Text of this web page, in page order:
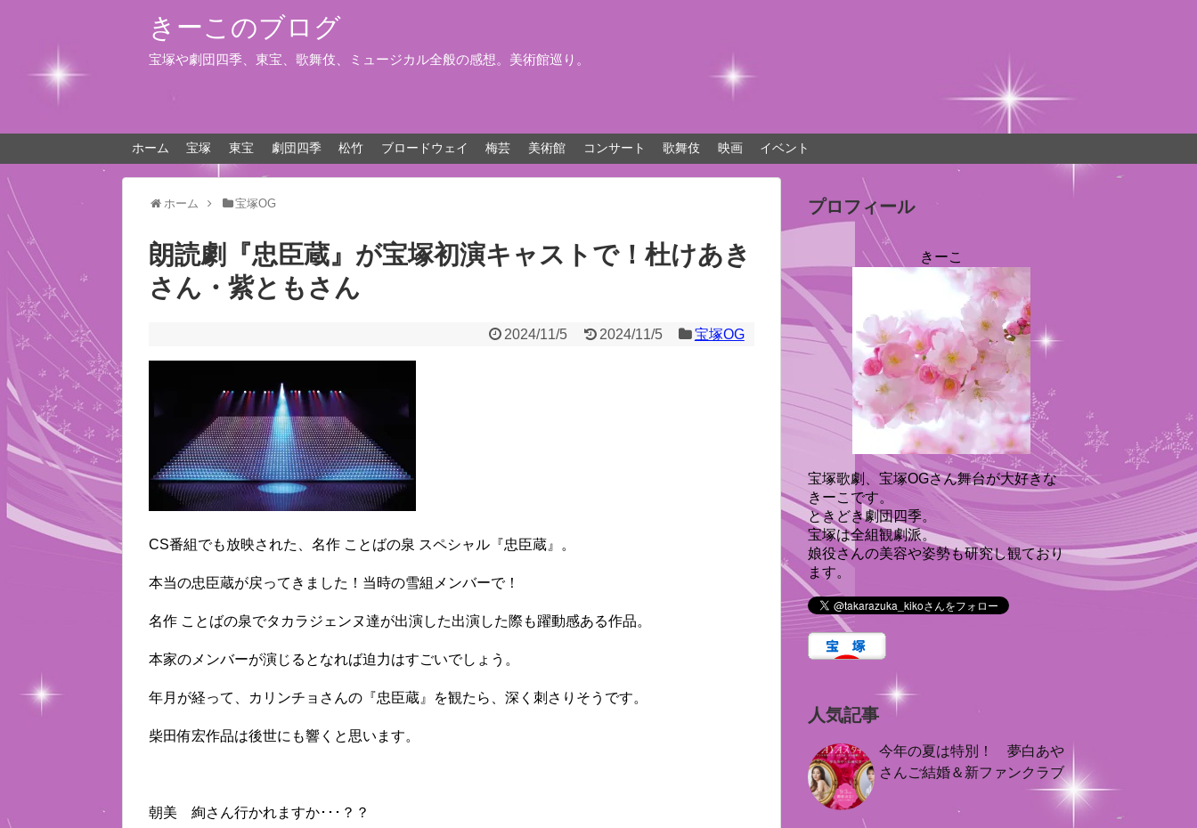
きーこのブログ
宝塚や劇団四季、東宝、歌舞伎、ミュージカル全般の感想。美術館巡り。
ホーム 宝塚 東宝 劇団四季 松竹 ブロードウェイ 梅芸 美術館 コンサート 歌舞伎 映画 イベント
ホーム 宝塚OG
朗読劇『忠臣蔵』が宝塚初演キャストで！杜けあき
さん・紫ともさん
2024/11/5 2024/11/5 宝塚OG
CS番組でも放映された、名作 ことばの泉 スペシャル『忠臣蔵』。
本当の忠臣蔵が戻ってきました！当時の雪組メンバーで！
名作 ことばの泉でタカラジェンヌ達が出演した出演した際も躍動感ある作品。
本家のメンバーが演じるとなれば迫力はすごいでしょう。
年月が経って、カリンチョさんの『忠臣蔵』を観たら、深く刺さりそうです。
柴田侑宏作品は後世にも響くと思います。
朝美 絢さん行かれますか･･･？？
プロフィール
きーこ
宝塚歌劇、宝塚OGさん舞台が大好きな
きーこです。
ときどき劇団四季。
宝塚は全組観劇派。
娘役さんの美容や姿勢も研究し観ており
ます。
人気記事
今年の夏は特別！ 夢白あや
さんご結婚＆新ファンクラブ